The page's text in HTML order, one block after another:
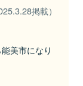
掲載）
美市になり